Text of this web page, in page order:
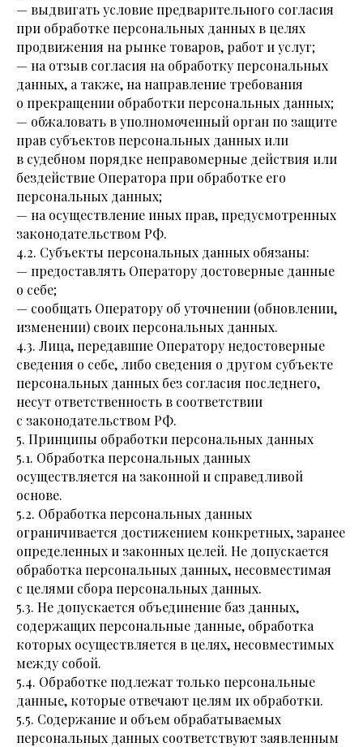
— выдвигать условие предварительного согласия
при обработке персональных данных в целях
продвижения на рынке товаров, работ и услуг;
— на отзыв согласия на обработку персональных
данных, а также, на направление требования
о прекращении обработки персональных данных;
— обжаловать в уполномоченный орган по защите
прав субъектов персональных данных или
в судебном порядке неправомерные действия или
бездействие Оператора при обработке его
персональных данных;
— на осуществление иных прав, предусмотренных
законодательством РФ.
4.2. Субъекты персональных данных обязаны:
— предоставлять Оператору достоверные данные
о себе;
— сообщать Оператору об уточнении (обновлении,
изменении) своих персональных данных.
4.3. Лица, передавшие Оператору недостоверные
сведения о себе, либо сведения о другом субъекте
персональных данных без согласия последнего,
несут ответственность в соответствии
с законодательством РФ.
5. Принципы обработки персональных данных
5.1. Обработка персональных данных
осуществляется на законной и справедливой
основе.
5.2. Обработка персональных данных
ограничивается достижением конкретных, заранее
определенных и законных целей. Не допускается
обработка персональных данных, несовместимая
с целями сбора персональных данных.
5.3. Не допускается объединение баз данных,
содержащих персональные данные, обработка
которых осуществляется в целях, несовместимых
между собой.
5.4. Обработке подлежат только персональные
данные, которые отвечают целям их обработки.
5.5. Содержание и объем обрабатываемых
персональных данных соответствуют заявленным